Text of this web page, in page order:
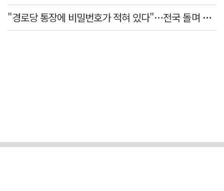
"경로당 통장에 비밀번호가 적혀 있다"…전국 돌며 경로당 13곳 턴 30대 구속